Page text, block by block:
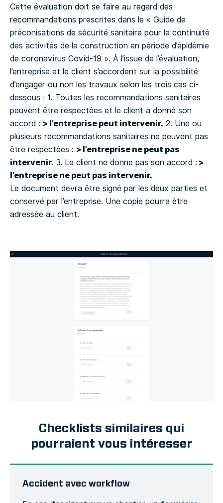
Cette évaluation doit se faire au regard des
recommandations prescrites dans le « Guide de
préconisations de sécurité sanitaire pour la continuité
des activités de la construction en période d’épidémie
de coronavirus Covid-19 ». À l’issue de l’évaluation,
l’entreprise et le client s’accordent sur la possibilité
d’engager ou non les travaux selon les trois cas ci-
dessous : 1. Toutes les recommandations sanitaires
peuvent être respectées et le client a donné son
accord : > l’entreprise peut intervenir. 2. Une ou
plusieurs recommandations sanitaires ne peuvent pas
être respectées : > l’entreprise ne peut pas
intervenir. 3. Le client ne donne pas son accord : >
l’entreprise ne peut pas intervenir.
Le document devra être signé par les deux parties et
conservé par l’entreprise. Une copie pourra être
adressée au client.
Checklists similaires qui
pourraient vous intéresser
Accident avec workflow